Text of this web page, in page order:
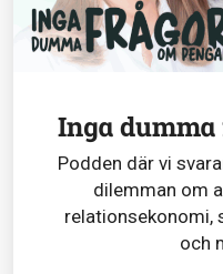
Inga
Podden där vi
dilemman om
relationsekonomi,
och